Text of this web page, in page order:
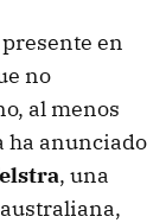
en
no
al menos
ha anunciado
, una